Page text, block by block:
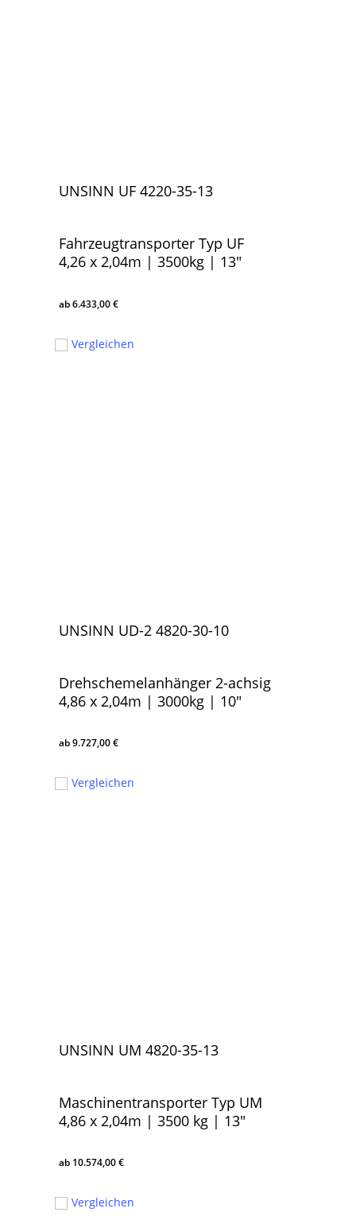
UNSINN UF 4220-35-13
Fahrzeugtransporter Typ UF
4,26 x 2,04m | 3500kg | 13″
6.433,00€
Vergleichen
UNSINN UD-2 4820-30-10
Drehschemelanhänger 2-achsig
4,86 x 2,04m | 3000kg | 10″
9.727,00€
Vergleichen
UNSINN UM 4820-35-13
Maschinentransporter Typ UM
4,86 x 2,04m | 3500 kg | 13″
10.574,00€
Vergleichen